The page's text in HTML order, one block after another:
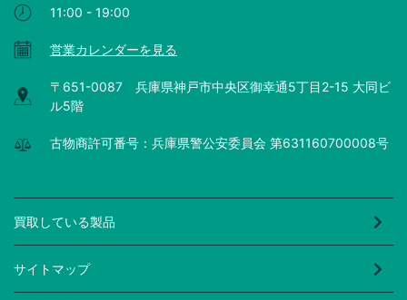
11:00 - 19:00
営業カレンダーを見る
〒651-0087 兵庫県神戸市中央区御幸通5丁目2-15 大同ビ
ル5階
古物商許可番号：兵庫県警公安委員会 第631160700008号
買取している製品
サイトマップ